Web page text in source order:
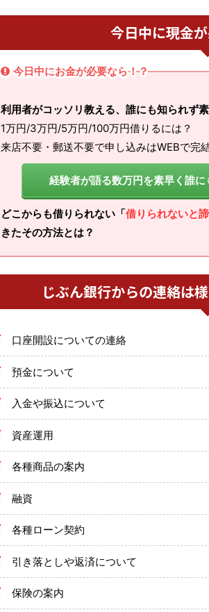
今日中に現金
今日中にお金が必要なら！？
利用者がコッソリ教える、誰にも知られず
1万円/3万円/5万円/100万円借りるには？
来店不要・郵送不要で申し込みはWEBで完
経験者が語る数万円を素早く誰
どこからも借りられない「借りられないと
きたその方法とは？
じぶん銀行からの連絡は
口座開設についての連絡
預金について
入金や振込について
資産運用
各種商品の案内
融資
各種ローン契約
引き落としや返済について
保険の案内